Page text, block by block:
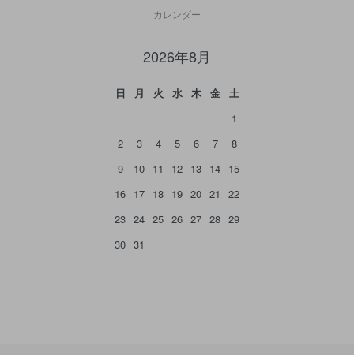
カレンダー
2026年8月
日 月 火 水 木 金
土
1
2
3 4 5 6 7
8
9
10 11 12 13 14 15
16 17 18 19 20 21
22
23 24 25 26 27 28 29
30 31